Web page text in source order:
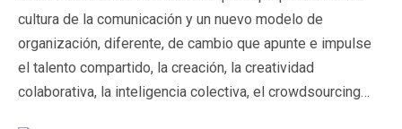
cultura de la comunicación y un nuevo modelo de
organización, diferente, de cambio que apunte e impulse
el talento compartido, la creación, la creatividad
colaborativa, la inteligencia colectiva, el crowdsourcing…